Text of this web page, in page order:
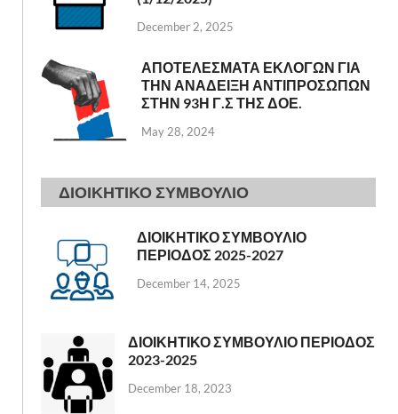
December 2, 2025
ΑΠΟΤΕΛΕΣΜΑΤΑ ΕΚΛΟΓΩΝ ΓΙΑ
ΤΗΝ ΑΝΑΔΕΙΞΗ ΑΝΤΙΠΡΟΣΩΠΩΝ
ΣΤΗΝ 93Η Γ.Σ ΤΗΣ ΔΟΕ.
May 28, 2024
ΔΙΟΙΚΗΤΙΚΟ ΣΥΜΒΟΥΛΙΟ
ΔΙΟΙΚΗΤΙΚΟ ΣΥΜΒΟΥΛΙΟ
ΠΕΡΙΟΔΟΣ 2025-2027
December 14, 2025
ΔΙΟΙΚΗΤΙΚΟ ΣΥΜΒΟΥΛΙΟ ΠΕΡΙΟΔΟΣ
2023-2025
December 18, 2023